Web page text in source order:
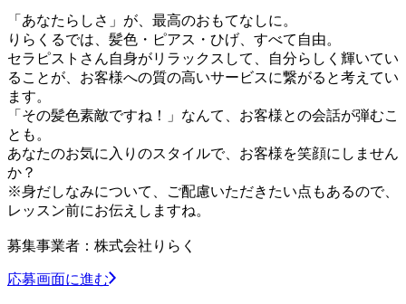
「あなたらしさ」が、最高のおもてなしに。
りらくるでは、髪色・ピアス・ひげ、すべて自由。
セラピストさん自身がリラックスして、自分らしく輝いてい
ることが、お客様への質の高いサービスに繋がると考えてい
ます。
「その髪色素敵ですね！」なんて、お客様との会話が弾むこ
とも。
あなたのお気に入りのスタイルで、お客様を笑顔にしません
か？
※身だしなみについて、ご配慮いただきたい点もあるので、
レッスン前にお伝えしますね。
募集事業者：株式会社りらく
応募画面に進む